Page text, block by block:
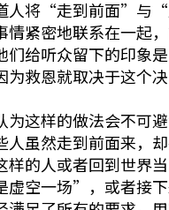
人将“走到前面”与“
紧密地联系在一起
们给听众留下的印象
为救恩就取决于这个决
为这样的做法会不可
人虽然走到前面来，
样的人或者回到世界
虚空一场”，或者接下